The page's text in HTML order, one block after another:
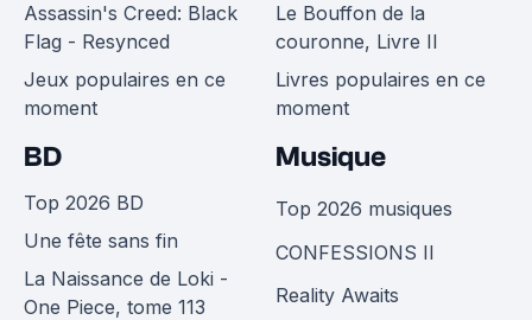
Assassin's Creed: Black
Flag - Resynced
Jeux populaires en ce
moment
Le Bouffon de la
couronne, Livre II
Livres populaires en ce
moment
BD
Top 2026 BD
Une fête sans fin
La Naissance de Loki -
One Piece, tome 113
Musique
Top 2026 musiques
CONFESSIONS II
Reality Awaits